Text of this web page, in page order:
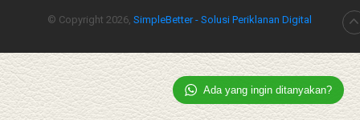
© Copyright 2026,SimpleBetter - Solusi Periklanan Digital
Ada yang ingin ditanyakan?